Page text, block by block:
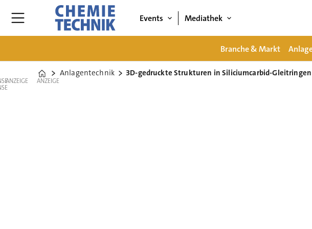
Events Mediathek
Branche & Markt
Home
Anlagentechnik 3D-gedruckte Strukturen in Siliciumcarbid-Gleitringen
ANZEIGE ANZEIGE